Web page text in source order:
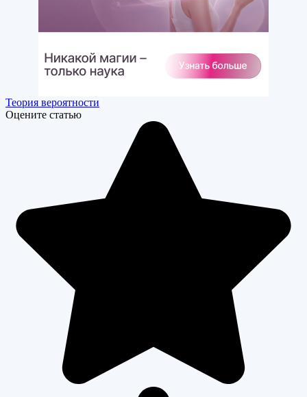
Теория вероятности
Оцените статью